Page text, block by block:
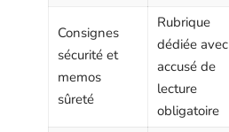
Consignes
sécurité et
memos
sûreté
Rubrique
dédiée avec
accusé de
lecture
obligatoire